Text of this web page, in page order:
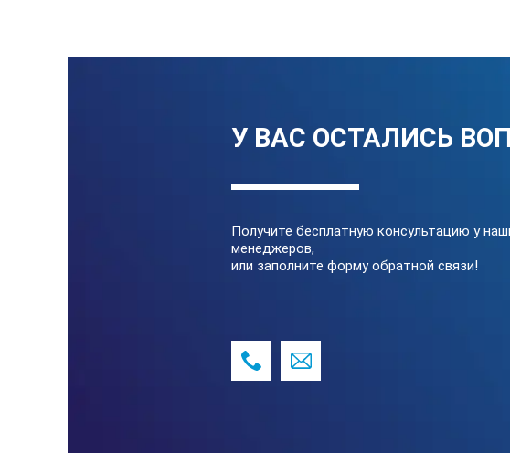
• 60% Раствор сахарозы
Включает Прозрачная пластина
У ВАС ОСТАЛИСЬ
Получите бесплатную консультацию у
менеджеров,
или заполните форму обратной связи!